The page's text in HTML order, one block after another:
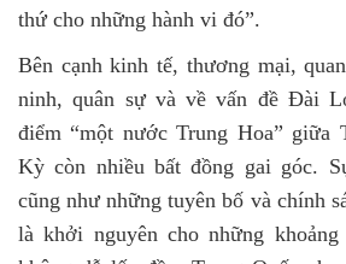
thứ cho những hành vi đó”.
Bên cạnh kinh tế, thương mại,
ninh, quân sự và về vấn đề Đài
điểm “một nước Trung Hoa” giữa
Kỳ còn nhiều bất đồng gai góc.
cũng như những tuyên bố và chính
là khởi nguyên cho những